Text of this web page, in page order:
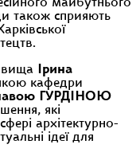
майбутнього
також сприяють
Ірина
кафедри
ГУРДІНОЮ
які
архітектурно-
ідеї для